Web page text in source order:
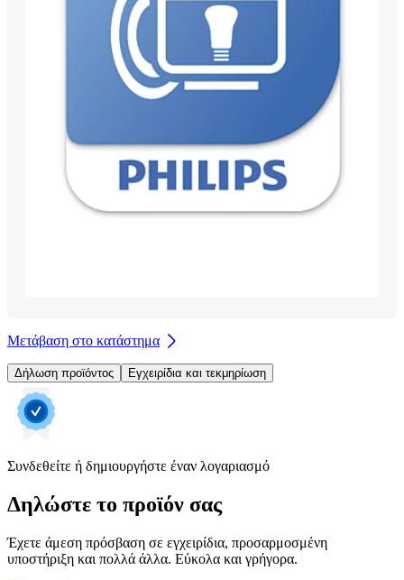
Μετάβαση στο κατάστημα
Δήλωση προϊόντος Εγχειρίδια και τεκμηρίωση
Συνδεθείτε ή δημιουργήστε έναν λογαριασμό
Δηλώστε το προϊόν σας
Έχετε άμεση πρόσβαση σε εγχειρίδια, προσαρμοσμένη
υποστήριξη και πολλά άλλα. Εύκολα και γρήγορα.